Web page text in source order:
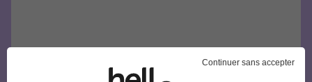
Continuer sans accepter